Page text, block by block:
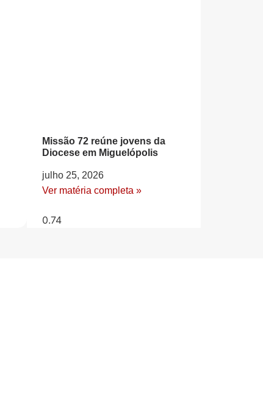
Missão 72 reúne jovens da
Diocese em Miguelópolis
julho 25, 2026
Ver matéria completa »